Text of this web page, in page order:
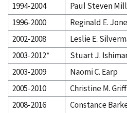
1994-2004
Paul Steven
1996-2000
Reginald E.
2002-2008
Leslie E.
2003-2012*
Stuart J.
2003-2009
Naomi C. Earp
2005-2010
Christine M.
2008-2016
Constance